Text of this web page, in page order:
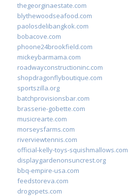
thegeorginaestate.com
blythewoodseafood.com
paolosdelibangkok.com
bobacove.com
phoone24brookfield.com
mickeybarmama.com
roadwayconstructioninc.com
shopdragonflyboutique.com
sportszilla.org
batchprovisionsbar.com
brasserie-gobette.com
musicrearte.com
morseysfarms.com
riverviewtennis.com
official-kelly-toys-squishmallows.com
displaygardenonsuncrest.org
bbq-empire-usa.com
feedstoreva.com
drogopets.com